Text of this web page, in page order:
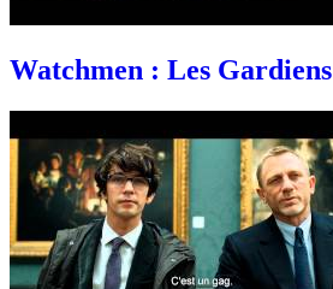
Watchmen : Les Gardiens